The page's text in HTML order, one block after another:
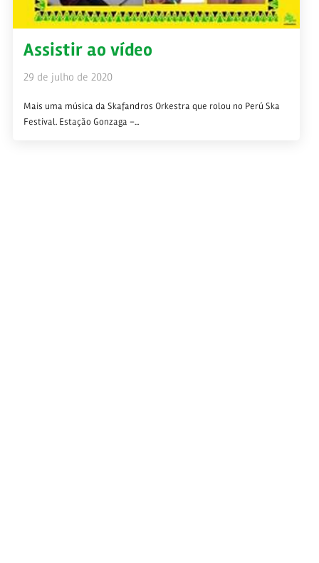
Assistir ao vídeo
29 de julho de 2020
Mais uma música da Skafandros Orkestra que rolou no Perú Ska
Festival. Estação Gonzaga –...